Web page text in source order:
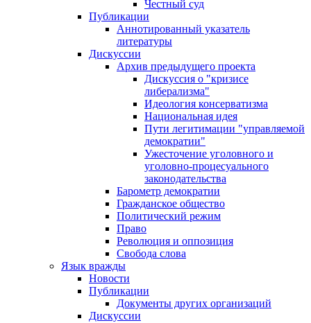
Честный суд
Публикации
Аннотированный указатель
литературы
Дискуссии
Архив предыдущего проекта
Дискуссия о "кризисе
либерализма"
Идеология консерватизма
Национальная идея
Пути легитимации "управляемой
демократии"
Ужесточение уголовного и
уголовно-процесуального
законодательства
Барометр демократии
Гражданское общество
Политический режим
Право
Революция и оппозиция
Свобода слова
Язык вражды
Новости
Публикации
Документы других организаций
Дискуссии